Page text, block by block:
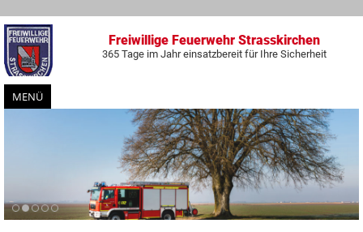
Freiwillige Feuerwehr Strasskirchen
365 Tage im Jahr einsatzbereit für Ihre Sicherheit
MENÜ
Zum
Inhalt
springen